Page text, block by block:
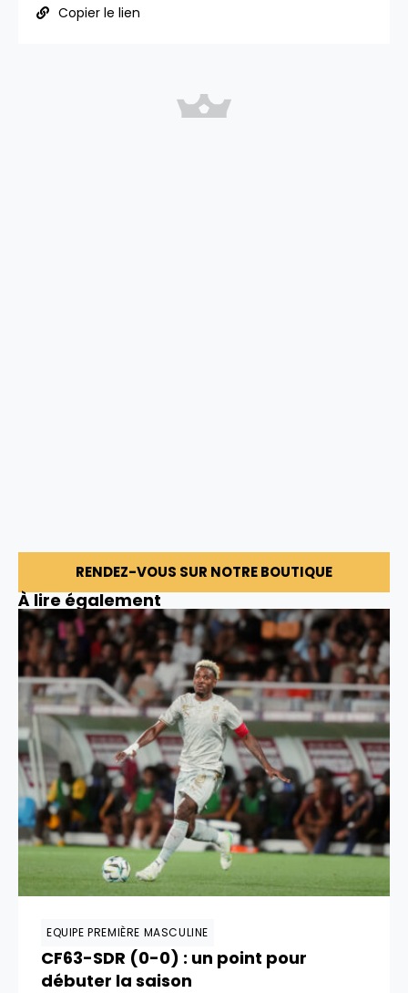
Copier le lien
RENDEZ-VOUS SUR NOTRE BOUTIQUE
À lire également
EQUIPE PREMIÈRE MASCULINE
CF63-SDR (0-0) : un point pour
débuter la saison